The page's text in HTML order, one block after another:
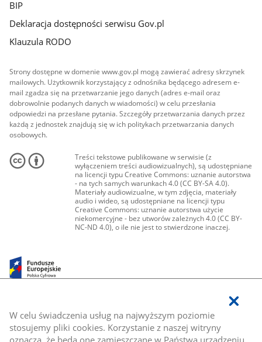
W celu świadczenia usług na najwyższym poziomie
stosujemy pliki cookies. Korzystanie z naszej witryny
oznacza, że będą one zamieszczane w Państwa urządzeniu.
BIP
Deklaracja dostępności serwisu Gov.pl
Klauzula RODO
Strony dostępne w domenie www.gov.pl mogą zawierać adresy skrzynek
mailowych. Użytkownik korzystający z odnośnika będącego adresem e-
mail zgadza się na przetwarzanie jego danych (adres e-mail oraz
dobrowolnie podanych danych w wiadomości) w celu przesłania
odpowiedzi na przesłane pytania. Szczegóły przetwarzania danych przez
każdą z jednostek znajdują się w ich politykach przetwarzania danych
osobowych.
Treści tekstowe publikowane w serwisie (z
wyłączeniem treści audiowizualnych), są udostępniane
na licencji typu Creative Commons: uznanie autorstwa
- na tych samych warunkach 4.0 (CC BY-SA 4.0).
Materiały audiowizualne, w tym zdjęcia, materiały
audio i wideo, są udostępniane na licencji typu
Creative Commons: uznanie autorstwa użycie
niekomercyjne - bez utworów zależnych 4.0 (CC BY-
NC-ND 4.0), o ile nie jest to stwierdzone inaczej.